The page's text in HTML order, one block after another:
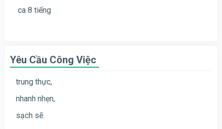
ca 8 tiếng
Yêu Cầu Công Việc
trung thực,
nhanh nhẹn,
sạch sẽ.